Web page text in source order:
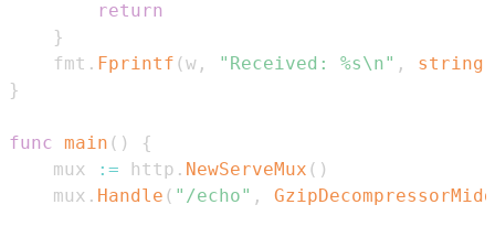
return
}
	fmt
. Fprintf (w , "Received: %s\n" , string
}
func main ( )
{
	mux
:= http . NewServeMux ( )
	mux
. Handle ( "/echo" ,